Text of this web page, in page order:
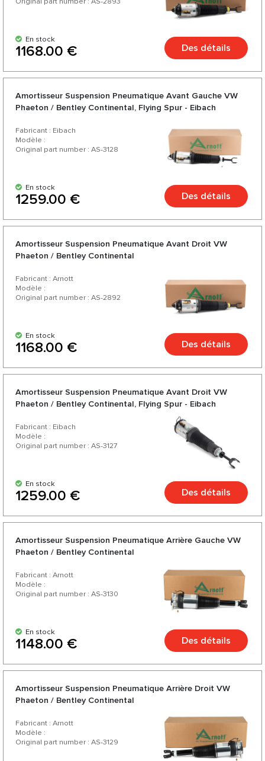
En stock
1168.00 € Des détails
Amortisseur Suspension Pneumatique Avant Gauche VW
Phaeton / Bentley Continental, Flying Spur - Eibach
Fabricant : Eibach
Modèle :
Original part number : AS-3128
En stock
1259.00 € Des détails
Amortisseur Suspension Pneumatique Avant Droit VW
Phaeton / Bentley Continental
Fabricant : Arnott
Modèle :
Original part number : AS-2892
En stock
1168.00 € Des détails
Amortisseur Suspension Pneumatique Avant Droit VW
Phaeton / Bentley Continental, Flying Spur - Eibach
Fabricant : Eibach
Modèle :
Original part number : AS-3127
En stock
1259.00 € Des détails
Amortisseur Suspension Pneumatique Arrière Gauche VW
Phaeton / Bentley Continental
Fabricant : Arnott
Modèle :
Original part number : AS-3130
En stock
1148.00 € Des détails
Amortisseur Suspension Pneumatique Arrière Droit VW
Phaeton / Bentley Continental
Fabricant : Arnott
Modèle :
Original part number : AS-3129